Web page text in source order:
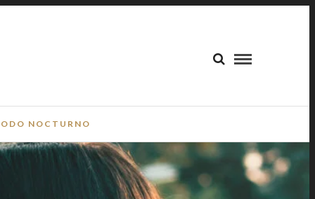
NOCTURNO